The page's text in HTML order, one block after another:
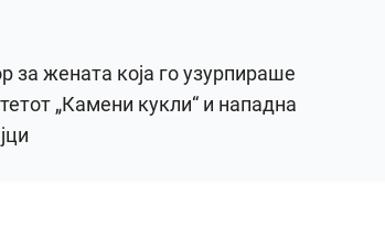
за жената која го узурпираше
„Камени кукли“ и нападна